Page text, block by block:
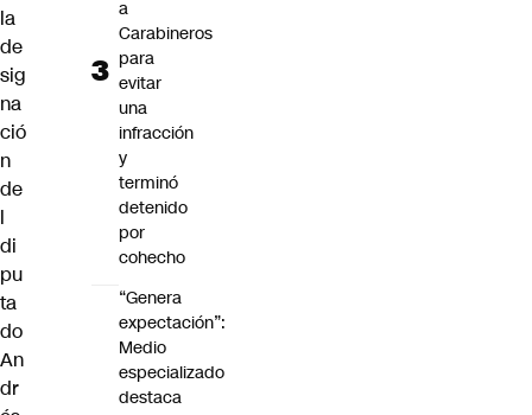
la
de
sig
na
ció
n
de
l
di
pu
ta
do
An
dr
a
Carabineros
para
evitar
una
infracción
y
terminó
detenido
por
cohecho
“Genera
expectación”:
Medio
especializado
destaca